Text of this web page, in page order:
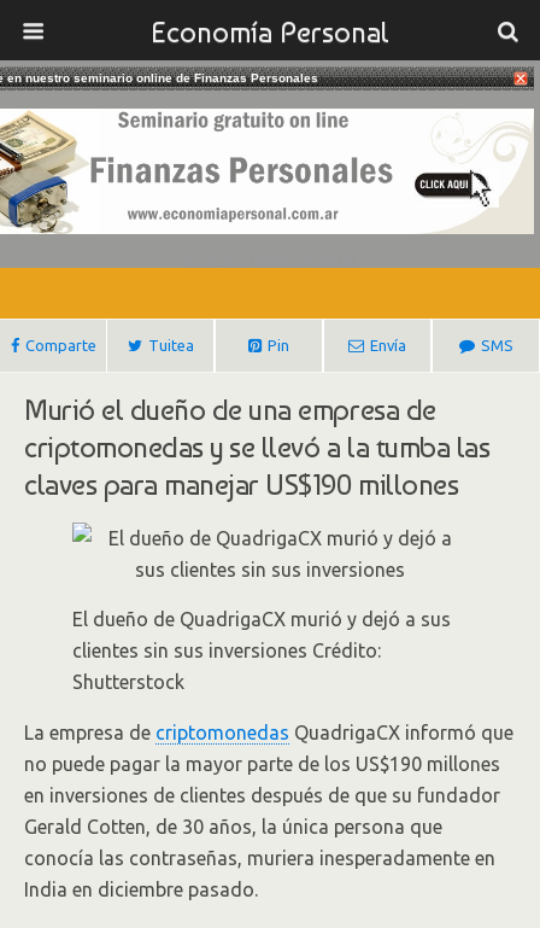
Economía Personal
07/02/2019
Dudosa Pérdida De U$S 190
Millones En Criptomonedas
Comparte Tuitea Pin Envía SMS
Murió el dueño de una empresa de
criptomonedas y se llevó a la tumba las
claves para manejar US$190 millones
El dueño de QuadrigaCX murió y dejó a sus
clientes sin sus inversiones Crédito:
Shutterstock
La empresa de criptomonedas QuadrigaCX informó que
no puede pagar la mayor parte de los US$190 millones
en inversiones de clientes después de que su fundador
Gerald Cotten, de 30 años, la única persona que
conocía las contraseñas, muriera inesperadamente en
India en diciembre pasado.
en nuestro seminario online de Finanzas Personales